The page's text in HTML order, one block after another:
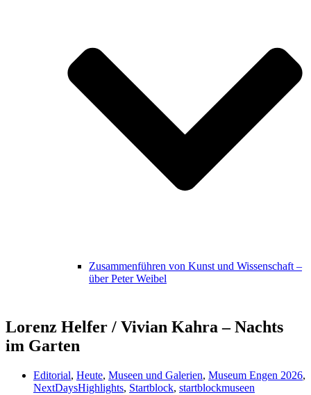
Zusammenführen von Kunst und Wissenschaft –
über Peter Weibel
Lorenz Helfer / Vivian Kahra – Nachts
im Garten
Editorial, Heute, Museen und Galerien, Museum Engen 2026,
NextDaysHighlights, Startblock, startblockmuseen